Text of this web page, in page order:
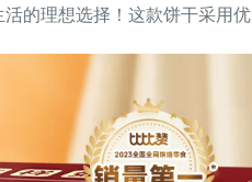
的理想选择！这款饼干采用